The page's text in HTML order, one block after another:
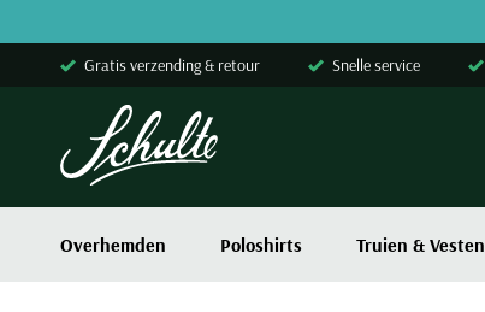
Gratis verzending & retour Snelle service
Overhemden Poloshirts Truien & Vesten